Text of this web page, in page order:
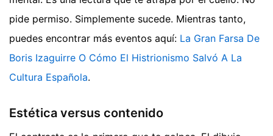
pide permiso. Simplemente sucede. Mientras tanto,
puedes encontrar más eventos aquí: La Gran Farsa De
Boris Izaguirre O Cómo El Histrionismo Salvó A La
Cultura Española.
Estética versus contenido